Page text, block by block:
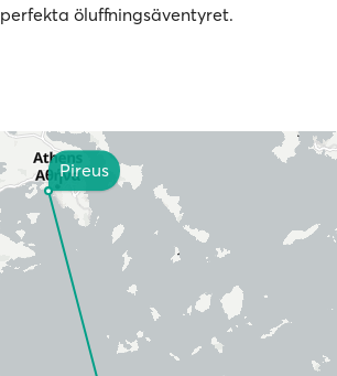
öluffningsäventyret.
Pireus